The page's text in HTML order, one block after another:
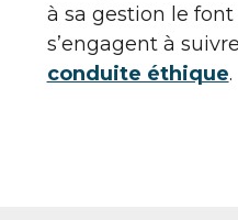
à sa gestion le
s’engagent à
conduite éthique.